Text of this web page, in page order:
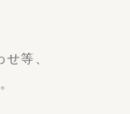
等、